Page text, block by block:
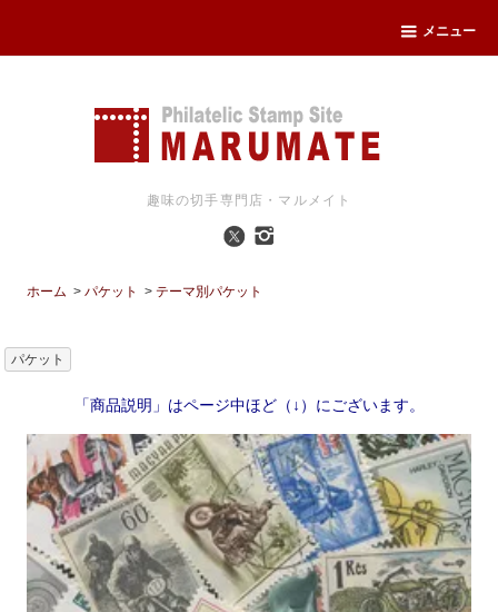
メニュー
趣味の切手専門店・マルメイト
ホーム >パケット >テーマ別パケット
パケット
「商品説明」はページ中ほど（↓）にございます。